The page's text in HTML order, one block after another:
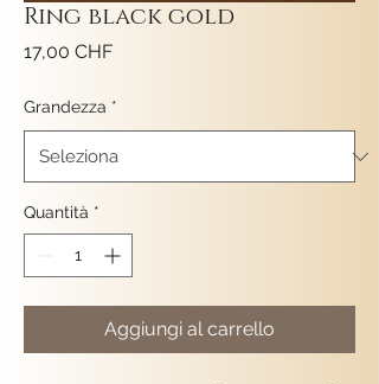
Ring black gold
17,00 CHFPrezzo
Grandezza *
Quantità *
Aggiungi al carrello